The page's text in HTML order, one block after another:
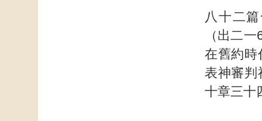
八十二
（出二
在舊約時
表神審判
十章三十